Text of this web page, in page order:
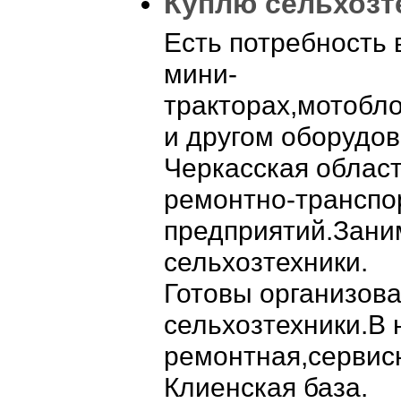
Есть потребность
мини-
и другом
Черкасская
ремонтно-
сельхозтехники.
Готовы
сельхозтехники.В
Клиенская база.